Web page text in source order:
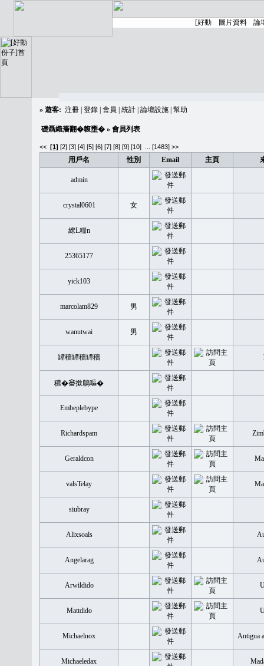
» 遊客: 注冊 登錄 會員 統計 論壇設施 幫助
礎聶織簷翻�䪖壅� » 會員列表
<< [1] [2] [3] [4] [5] [6] [7] [8] [9] [10] [1483] >>
用戶名 性別 Email 主頁
admin
crystal0601 女
繚L糧n
25365177
yick103
marcolam829 男
wanutwai 男
罈穡罈穡罈穡
穠�𤲞撳鶥嘔�
Embeplebype
Richardspam
Geraldcon
valsTelay
siubray
Alixsoals
Angelarag
Arwildido
Mattdido
Michaelnox Antigua
Michaeledax